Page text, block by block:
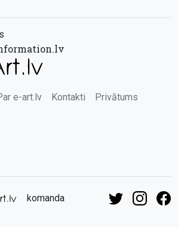
e-art.lv Kontakti Privātums
komanda